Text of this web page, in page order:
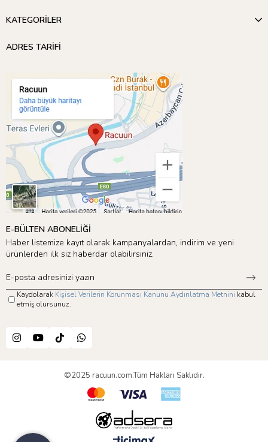
KATEGORİLER
ADRES TARİFİ
E-BÜLTEN ABONELİĞİ
Haber listemize kayıt olarak kampanyalardan, indirim ve yeni
ürünlerden ilk siz haberdar olabilirsiniz.
Kaydolarak Kişisel Verilerin Korunması Kanunu Aydınlatma Metnini kabul
etmiş olursunuz.
©2025 racuun.com.Tüm Hakları Saklıdır.